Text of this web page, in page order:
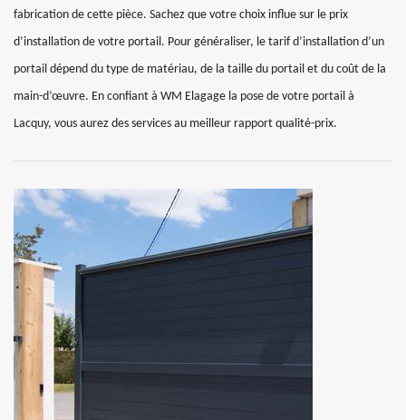
fabrication de cette pièce. Sachez que votre choix influe sur le prix
d’installation de votre portail. Pour généraliser, le tarif d’installation d’un
portail dépend du type de matériau, de la taille du portail et du coût de la
main-d’œuvre. En confiant à WM Elagage la pose de votre portail à
Lacquy, vous aurez des services au meilleur rapport qualité-prix.